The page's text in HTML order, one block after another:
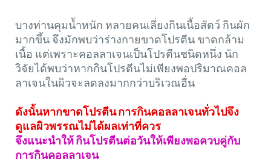
บางท่านคุมน้ำหนัก หลายคนเลี่ยงกินเนื้อสัตว์ กินผัก
มากขึ้น จึงมักพบว่าร่างกายขาดโปรตีน ขาดกล้าม
เนื้อ แต่เพราะคอลลาเจนเป็นโปรตีนชนิดหนึ่ง นัก
วิจัยได้พบว่าหากกินโปรตีนไม่เพียงพอปริมาณคอล
ลาเจนในผิวจะลดลงมากกว่าบริเวณอื่น
ดังนั้นหากขาดโปรตีน การกินคอลลาเจนทั่วไปจึง
ดูแลผิวพรรณไม่ได้ผลเท่าที่ควร
จึงแนะนำให้ กินโปรตีนต่อวันให้เพียงพอควบคู่กับ
การกินคอลลาเจน